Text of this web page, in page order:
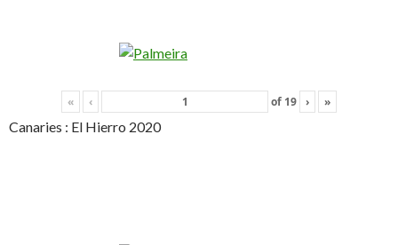
« ‹ of 19 › »
Canaries : El Hierro 2020